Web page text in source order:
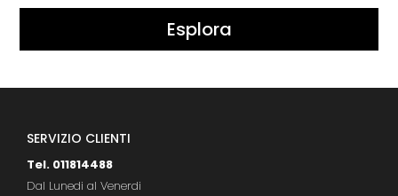
Esplora
SERVIZIO CLIENTI
Tel. 011814488
Dal Lunedi al Venerdi